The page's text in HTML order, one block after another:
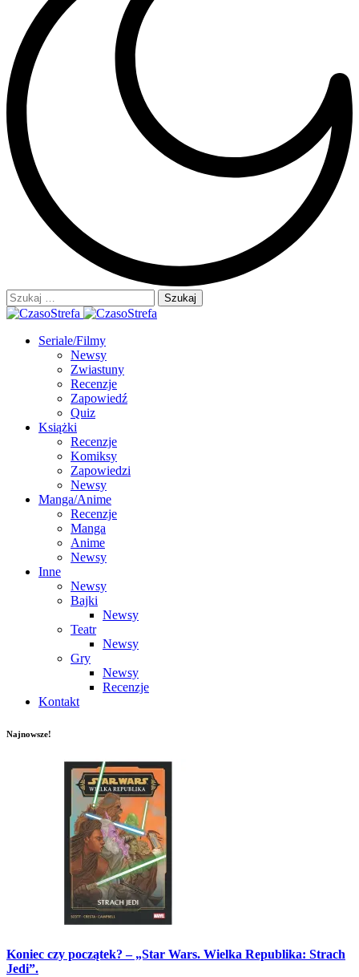
Szukaj:
Seriale/Filmy
Newsy
Zwiastuny
Recenzje
Zapowiedź
Quiz
Książki
Recenzje
Komiksy
Zapowiedzi
Newsy
Manga/Anime
Recenzje
Manga
Anime
Newsy
Inne
Newsy
Bajki
Newsy
Teatr
Newsy
Gry
Newsy
Recenzje
Kontakt
Najnowsze!
Koniec czy początek? – „Star Wars. Wielka Republika: Strach
Jedi”.